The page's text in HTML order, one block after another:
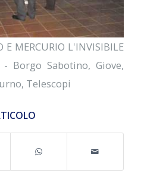
E MERCURIO L'INVISIBILE
- Borgo Sabotino,Giove,
, Telescopi